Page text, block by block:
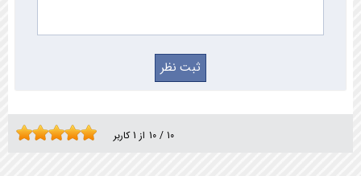
10 / 10 از 1کاربر